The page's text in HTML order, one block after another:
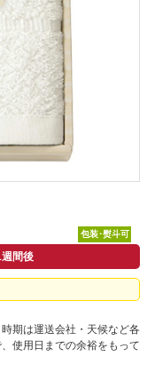
包装･熨斗可
間後
期は運送会社・天候など各
使用日までの余裕をもって